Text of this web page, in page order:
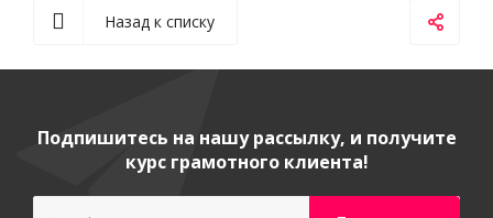
Назад к списку
Подпишитесь на нашу рассылку, и получите
курс грамотного клиента!